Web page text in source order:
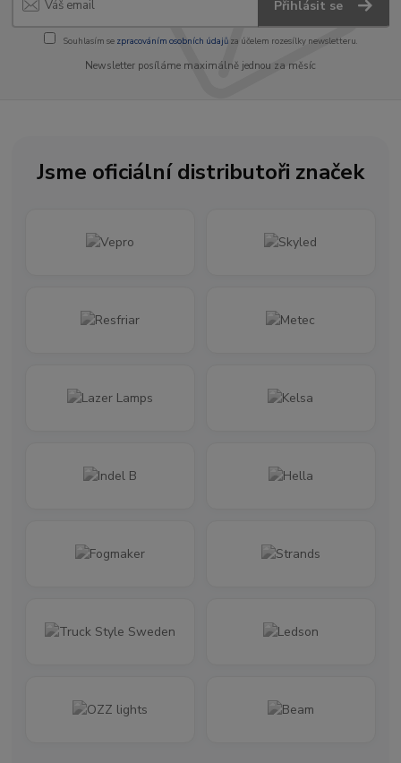
Přihlásit se
Souhlasím se zpracováním osobních údajůza účelem rozesílky newsletteru.
Newsletter posíláme maximálně jednou za měsíc
Jsme oficiální distributoři značek